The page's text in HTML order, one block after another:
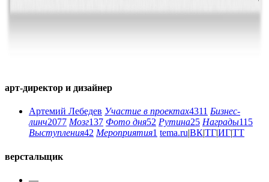
арт-директор и дизайнер
Артемий Лебедев Участие в проектах4311 Бизнес-
линч2077 Мозг137 Фото дня52 Рутина25 Награды115
Выступления42 Мероприятия1 tema.ru|ВК|ТГ|ИГ|ТТ
верстальщик
—